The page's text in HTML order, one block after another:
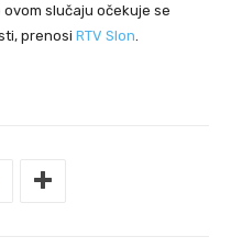
slučaju očekuje se
prenosi RTV Slon